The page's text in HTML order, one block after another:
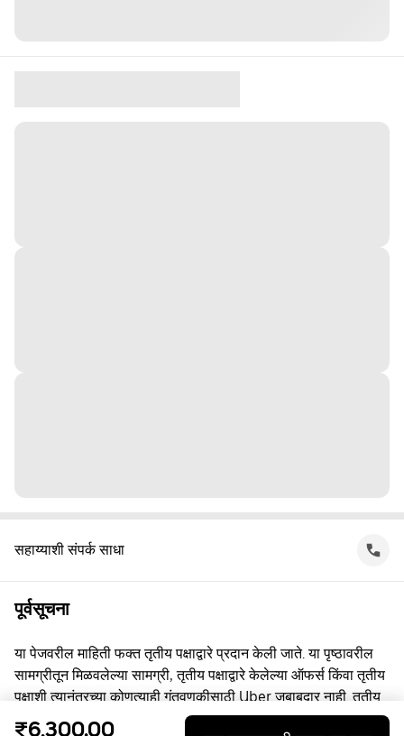
सहाय्याशी संपर्क साधा
पूर्वसूचना
या पेजवरील माहिती फक्त तृतीय पक्षाद्वारे प्रदान केली जाते. या पृष्ठावरील
सामग्रीतून मिळवलेल्या सामग्री, तृतीय पक्षाद्वारे केलेल्या ऑफर्स किंवा तृतीय
पक्षाशी त्यानंतरच्या कोणत्याही गुंतवणूकीसाठी Uber जबाबदार नाही. तृतीय
पक्षाशी व्यस्त असताना, तुम्ही त्यांच्याशी थेट करार करता, ज्यासाठी Uber हा
₹6,300.00